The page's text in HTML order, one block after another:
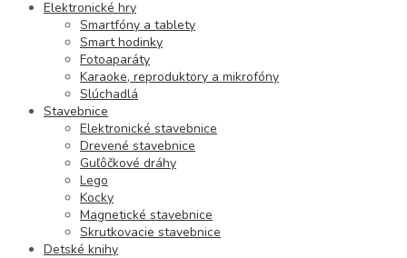
Elektronické hry
Smartfóny a tablety
Smart hodinky
Fotoaparáty
Karaoke, reproduktory a mikrofóny
Slúchadlá
Stavebnice
Elektronické stavebnice
Drevené stavebnice
Guľôčkové dráhy
Lego
Kocky
Magnetické stavebnice
Skrutkovacie stavebnice
Detské knihy